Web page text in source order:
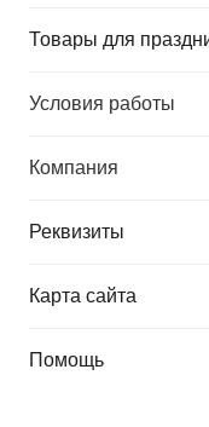
Товары для
Условия работы
Компания
Реквизиты
Карта сайта
Помощь
К